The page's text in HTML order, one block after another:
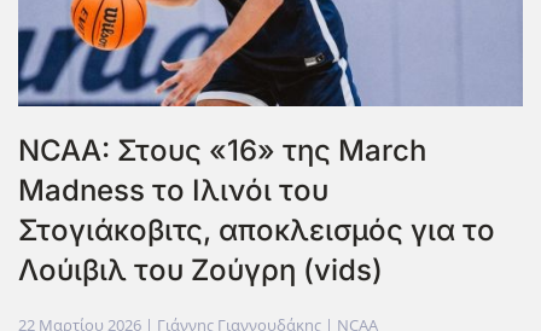
NCAA: Στους «16» της March
Madness το Ιλινόι του
Στογιάκοβιτς, αποκλεισμός για το
Λούιβιλ του Ζούγρη (vids)
22 Μαρτίου 2026 | Γιάννης Γιαννουδάκης | NCAA